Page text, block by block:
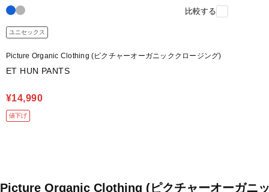
比較する
ユニセックス
Picture Organic Clothing (ピクチャーオーガニッククロージング)
ET HUN PANTS
¥14,990
値下げ
Picture Organic Clothing (ピクチャーオーガニ